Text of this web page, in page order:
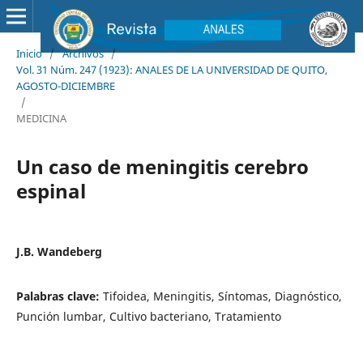
Inicio / Archivos /
Vol. 31 Núm. 247 (1923): ANALES DE LA UNIVERSIDAD DE QUITO,
AGOSTO-DICIEMBRE
/
MEDICINA
Un caso de meningitis cerebro
espinal
J.B. Wandeberg
Palabras clave: Tifoidea, Meningitis, Síntomas, Diagnóstico,
Punción lumbar, Cultivo bacteriano, Tratamiento